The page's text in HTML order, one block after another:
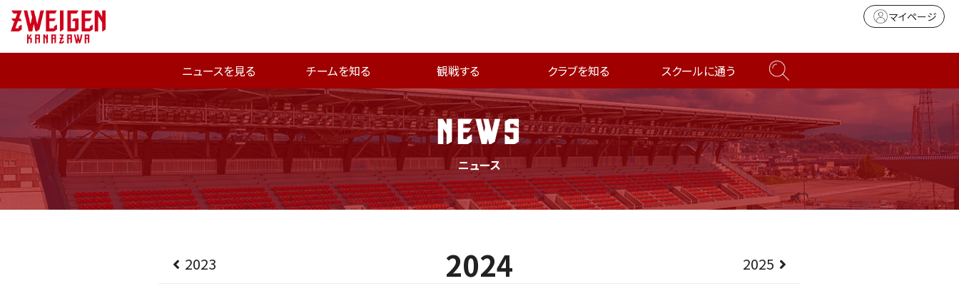
マイページ
ニュースを見る チームを知る 観戦する クラブを知る スクールに通う
NEWS
ニュース
2023 2024 2025